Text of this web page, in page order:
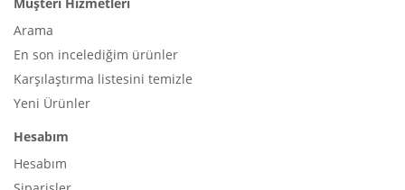
Arama
En son incelediğim ürünler
Karşılaştırma listesini temizle
Yeni Ürünler
Hesabım
Hesabım